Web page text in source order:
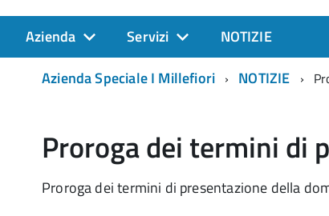
Azienda Servizi
NOTIZIE
Azienda Speciale I Millefiori
NOTIZIE
Proroga dei termini di
Proroga dei termini di presentazione della